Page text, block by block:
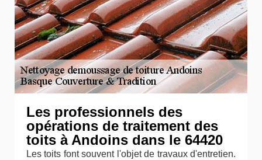
Les professionnels des
opérations de traitement des
toits à Andoins dans le 64420
Les toits font souvent l'objet de travaux d'entretien.